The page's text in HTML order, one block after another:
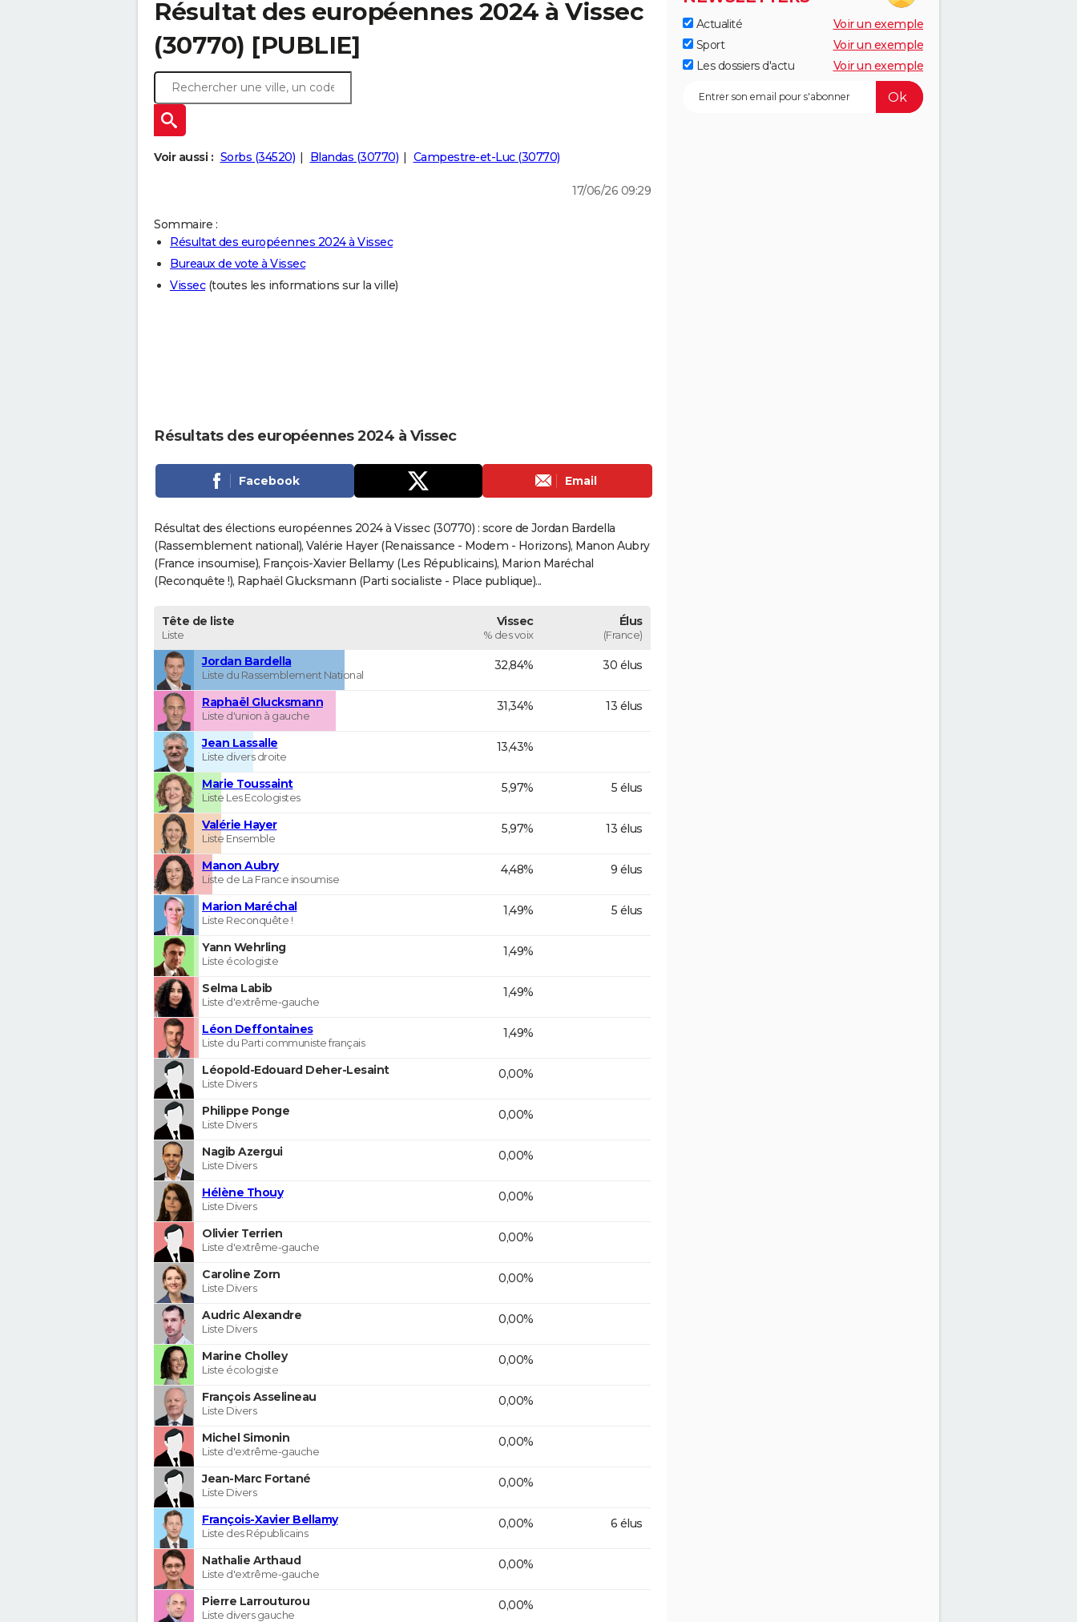
Résultat des européennes 2024 à Vissec
(30770) [PUBLIE]
Voir aussi : Sorbs (34520) Blandas (30770) Campestre-et-Luc (30770)
17/06/26 09:29
Sommaire :
Résultat des européennes 2024 à Vissec
Bureaux de vote à Vissec
Vissec(toutes les informations sur la ville)
Résultats des européennes 2024 à Vissec
Facebook Email
Résultat des élections européennes 2024 à Vissec (30770) : score de Jordan Bardella
(Rassemblement national), Valérie Hayer (Renaissance - Modem - Horizons), Manon Aubry
(France insoumise), François-Xavier Bellamy (Les Républicains), Marion Maréchal
(Reconquête !), Raphaël Glucksmann (Parti socialiste - Place publique)...
Tête de liste
Liste
Vissec
% des voix
Élus
(France)
Jordan Bardella
Liste du Rassemblement National
32,84% 30 élus
Raphaël Glucksmann
Liste d'union à gauche
31,34% 13 élus
Jean Lassalle
Liste divers droite
13,43%
Marie Toussaint
Liste Les Ecologistes
5,97% 5 élus
Valérie Hayer
Liste Ensemble
5,97% 13 élus
Manon Aubry
Liste de La France insoumise
4,48% 9 élus
Marion Maréchal
Liste Reconquête !
1,49% 5 élus
Yann Wehrling
Liste écologiste
1,49%
Selma Labib
Liste d'extrême-gauche
1,49%
Léon Deffontaines
Liste du Parti communiste français
1,49%
Léopold-Edouard Deher-Lesaint
Liste Divers
0,00%
Philippe Ponge
Liste Divers
0,00%
Nagib Azergui
Liste Divers
0,00%
Hélène Thouy
Liste Divers
0,00%
Olivier Terrien
Liste d'extrême-gauche
0,00%
Caroline Zorn
Liste Divers
0,00%
Audric Alexandre
Liste Divers
0,00%
Marine Cholley
Liste écologiste
0,00%
François Asselineau
Liste Divers
0,00%
Michel Simonin
Liste d'extrême-gauche
0,00%
Jean-Marc Fortané
Liste Divers
0,00%
François-Xavier Bellamy
Liste des Républicains
0,00% 6 élus
Nathalie Arthaud
Liste d'extrême-gauche
0,00%
Pierre Larrouturou
Liste divers gauche
0,00%
Actualité
Voir un exemple
Sport
Voir un exemple
Les dossiers d'actu
Voir un exemple